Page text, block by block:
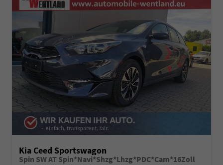
Kia Ceed Sportswagon
Spin SW AT Spin*Navi*Shzg*Lhzg*PDC*Cam*16Zoll